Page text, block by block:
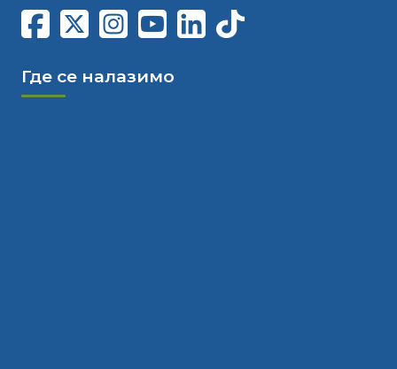
Где се налазимо